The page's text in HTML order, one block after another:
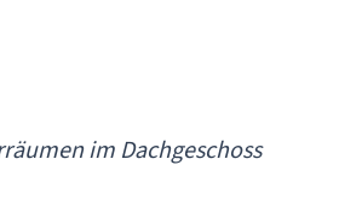
im Dachgeschoss